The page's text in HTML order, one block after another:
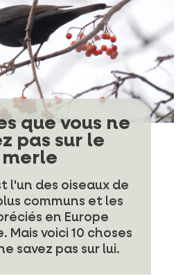
que vous ne
pas sur le
merle
l'un des oiseaux de
communs et les
en Europe
Mais voici 10 choses
savez pas sur lui.